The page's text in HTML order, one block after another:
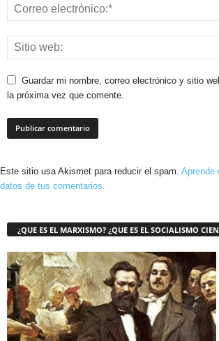
Guardar mi nombre, correo electrónico y sitio
la próxima vez que comente.
Este sitio usa Akismet para reducir el spam. Aprende
datos de tus comentarios.
¿QUE ES EL MARXISMO? ¿QUE ES EL SOCIALISMO